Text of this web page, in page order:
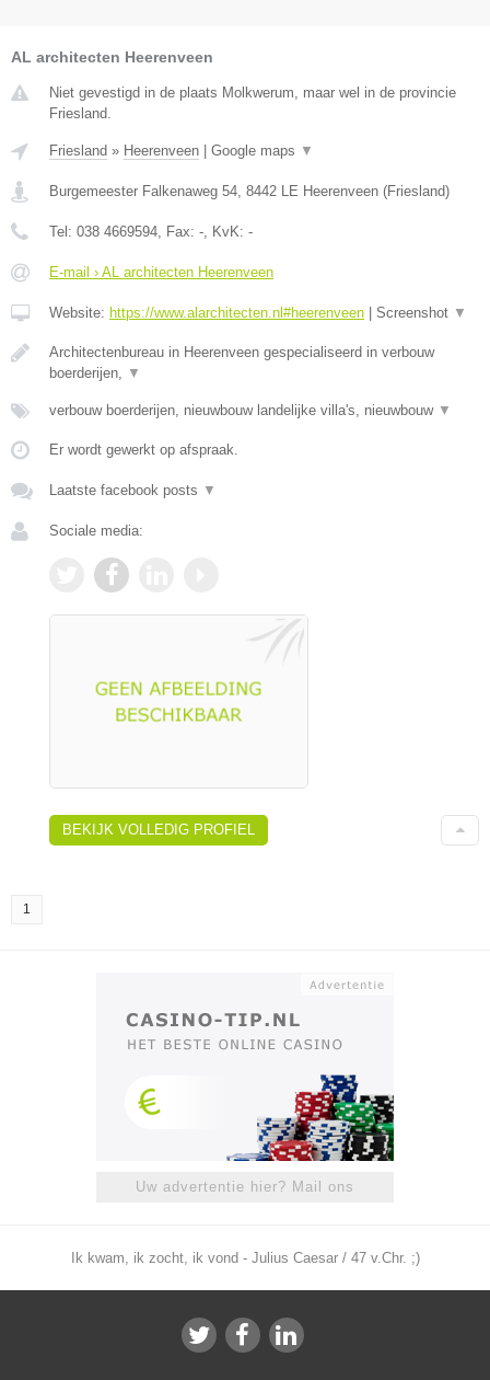
AL architecten Heerenveen
Niet gevestigd in de plaats Molkwerum, maar wel in de provincie
Friesland.
Friesland » Heerenveen Google maps ▼
Burgemeester Falkenaweg 54, 8442 LE Heerenveen (Friesland)
Tel: 038 4669594, Fax: -, KvK: -
E-mail › AL architecten Heerenveen
Website: https://www.alarchitecten.nl#heerenveen Screenshot ▼
Architectenbureau in Heerenveen gespecialiseerd in verbouw
boerderijen, ▼
verbouw boerderijen, nieuwbouw landelijke villa's, nieuwbouw ▼
Er wordt gewerkt op afspraak.
Laatste facebook posts ▼
Sociale media:
BEKIJK VOLLEDIG PROFIEL
1
Uw advertentie hier? Mail ons
Ik kwam, ik zocht, ik vond - Julius Caesar / 47 v.Chr. ;)